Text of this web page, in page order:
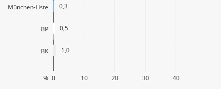
München-Liste
BP
BK
0 10 20 30 40
%
0,3
0,5
1,0